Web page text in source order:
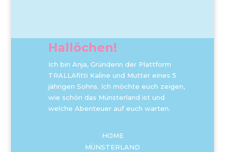
Hallöchen!
Ich bin Anja, Gründerin der Plattform
TRALLAfitti Kaline und Mutter eines 5
jährigen Sohns. Ich möchte euch zeigen,
wie schön das Münsterland ist und
welche Abenteuer auf euch warten.
HOME
MÜNSTERLAND